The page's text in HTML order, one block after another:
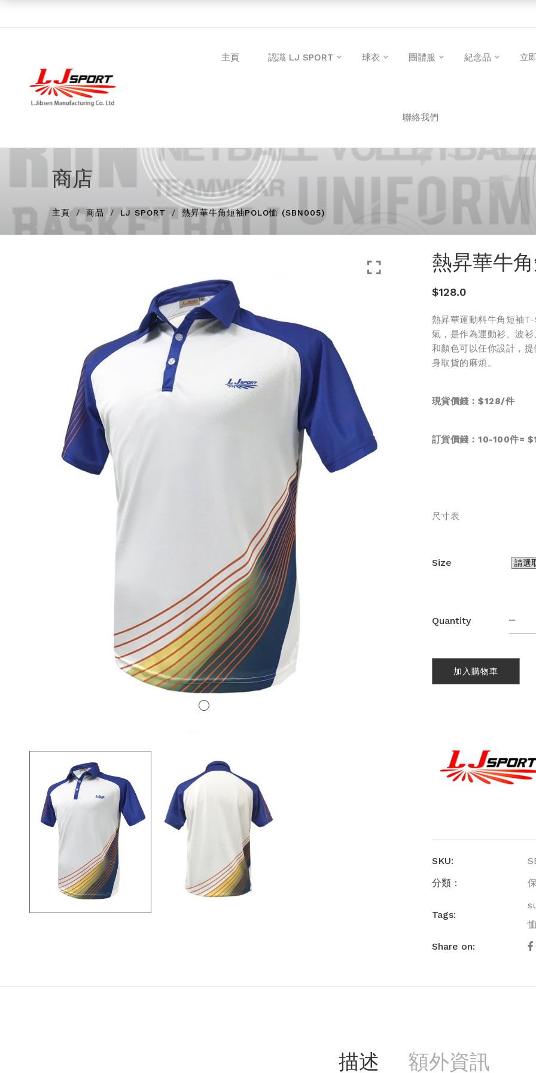
主頁 認識 LJ SPORT 球衣 團體服 紀念品 立
聯絡我們
商店
主頁 商品 LJ SPORT 熱昇華牛角短袖POLO恤 (SBN005)
熱昇華牛
$128.0
熱昇華運動料牛角短袖
氣，是作為運動衫、波
和顏色可以任你設計，
身取貨的麻煩。
現貨價錢︰$128/件
訂貨價錢︰10-100件=
尺寸表
Size
Quantity
熱
昇
牛
短
量
加入購物車
SKU:
分類：
Tags:
恤
Share on:
描述 額外資訊